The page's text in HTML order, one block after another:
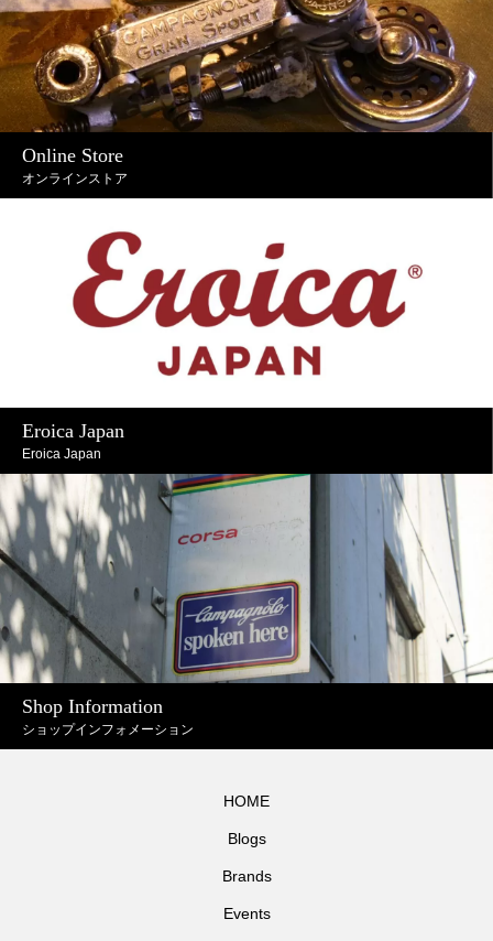
Online Store
オンラインストア
Eroica Japan
Eroica Japan
Shop Information
ショップインフォメーション
HOME
Blogs
Brands
Events